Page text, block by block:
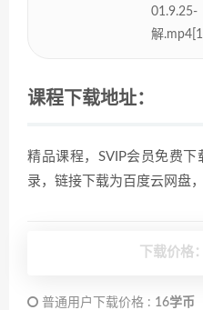
解
课程下载地址：
精品课程，SVIP会员免费
录，链接下载为百度云网盘
下载价格：
普通用户下载价格 : 16学币